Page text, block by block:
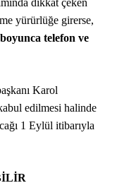
dikkat çeken
yürürlüğe girerse,
telefon ve
Karol
edilmesi halinde
1 Eylül itibarıyla